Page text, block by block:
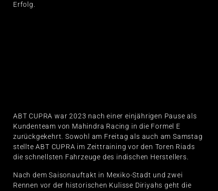
Erfolg.
ABT CUPRA war 2023 nach einer einjährigen Pause als
Kundenteam von Mahindra Racing in die Formel E
zurückgekehrt. Sowohl am Freitag als auch am Samstag
stellte ABT CUPRA im Zeittraining vor den Toren Riads
die schnellsten Fahrzeuge des indischen Herstellers.
Nach dem Saisonauftakt in Mexiko-Stadt und zwei
Rennen vor der historischen Kulisse Diriyahs geht die